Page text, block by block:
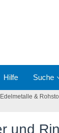
Hilfe Suche
&
und